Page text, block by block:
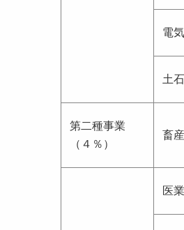
電
土
第二種事業
（４％）
畜
医業